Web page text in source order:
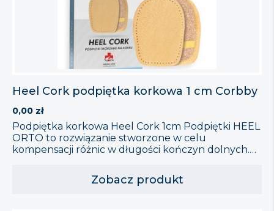
Heel Cork podpiętka korkowa 1 cm Corbby
0,00 zł
Podpiętka korkowa Heel Cork 1cm Podpiętki HEEL
ORTO to rozwiązanie stworzone w celu
kompensacji różnic w długości kończyn dolnych.
krótszej nogi, amortyzując wstrząsy oraz odciążając
stawy i ścięgna. Produkt odpowiedni do każdego
Zobacz produkt